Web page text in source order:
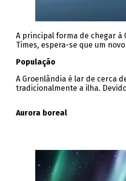
A principal forma de chegar à
Times, espera-se que um
População
A Groenlândia é lar de cerca
tradicionalmente a ilha.
Aurora boreal